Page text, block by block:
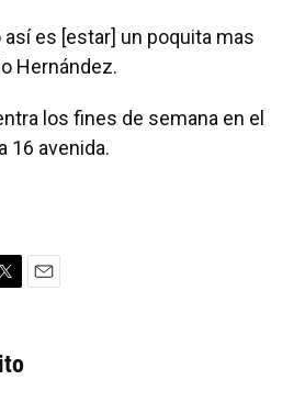
es [estar] un poquita mas
Hernández.
los fines de semana en el
16 avenida.